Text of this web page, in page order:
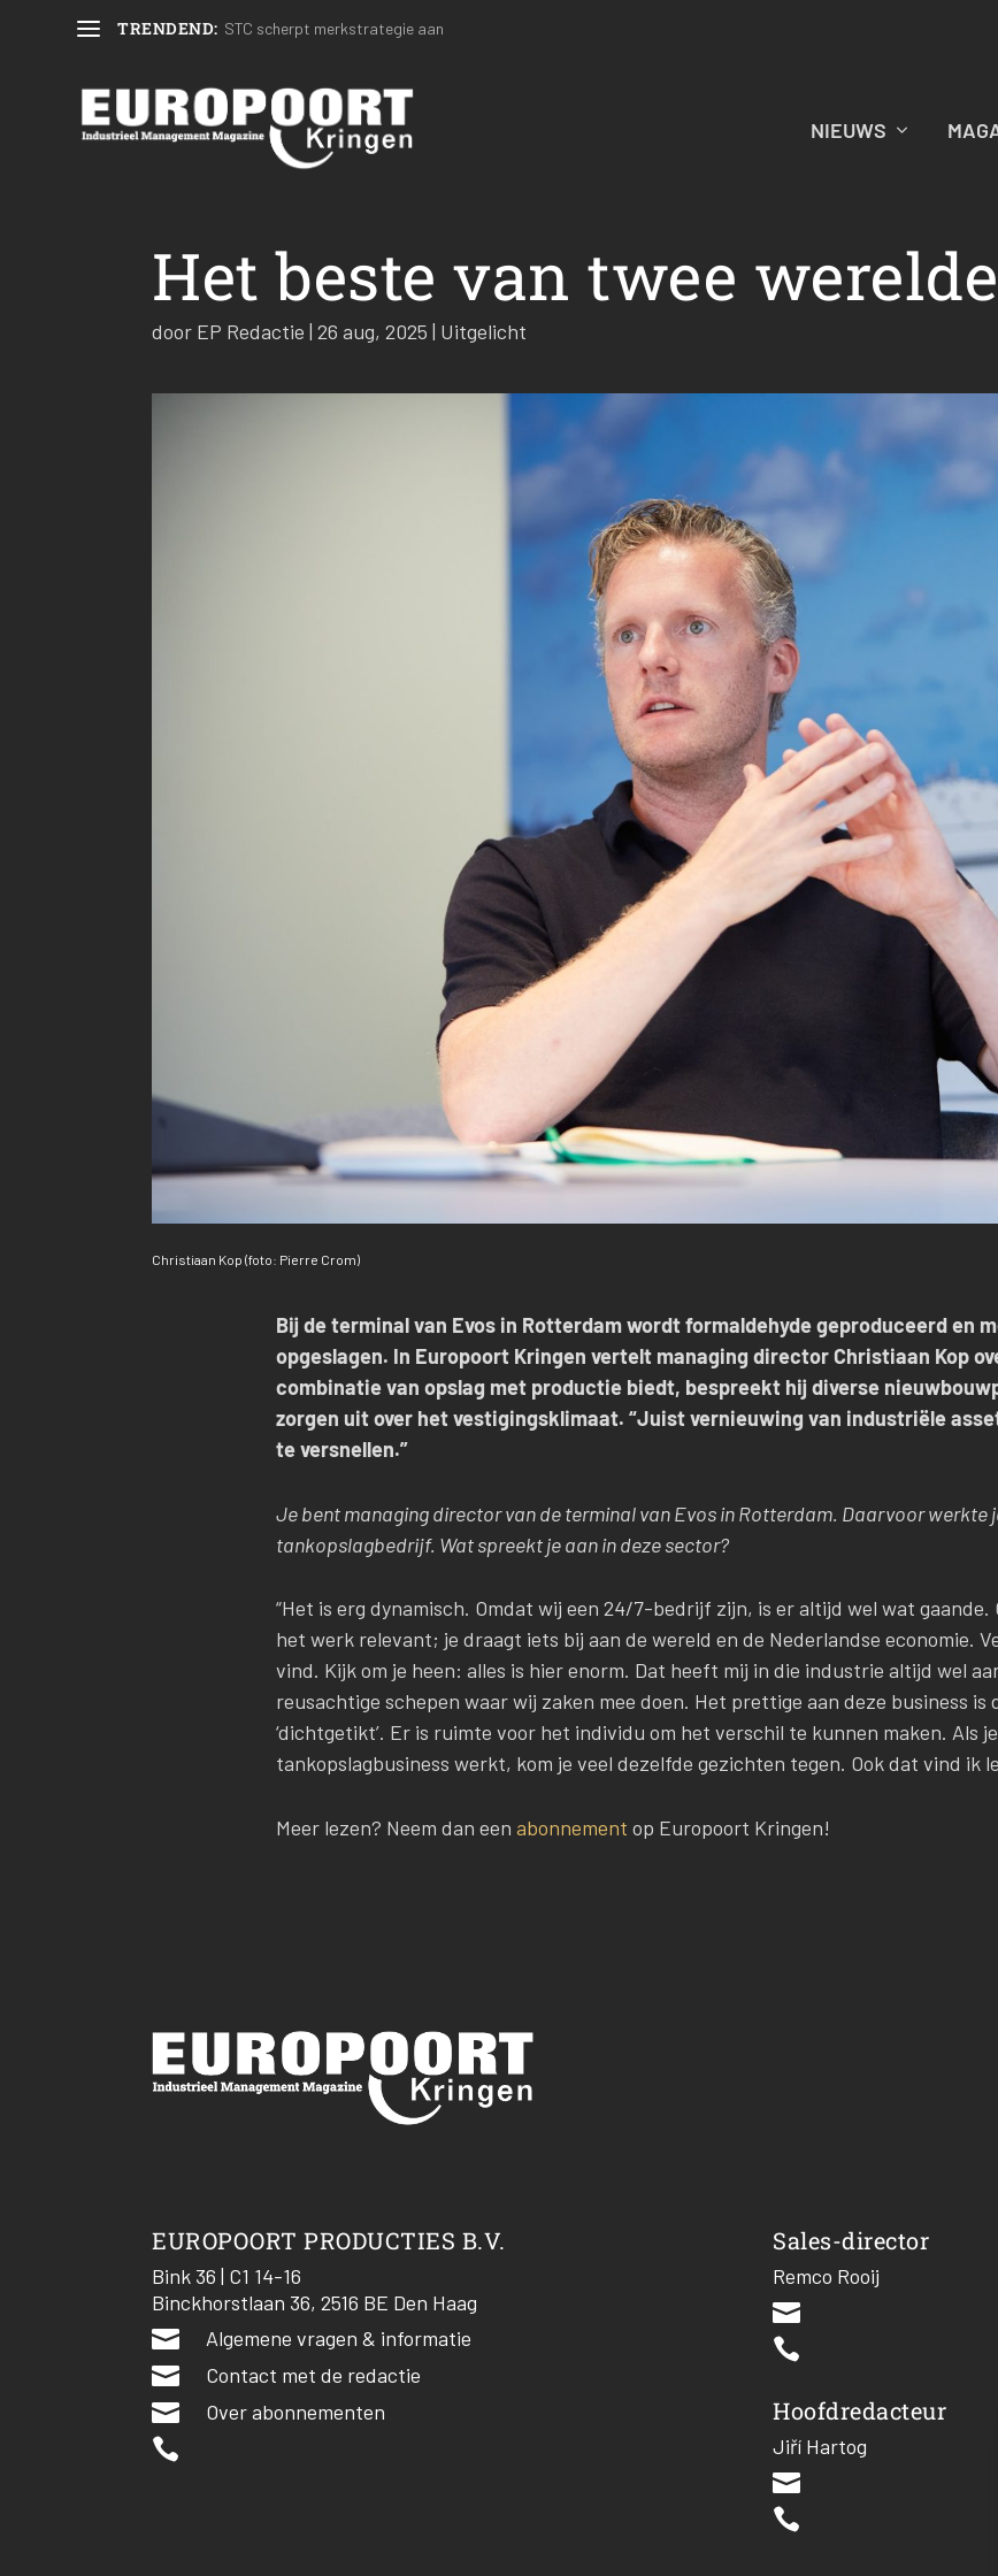
TRENDEND: STC scherpt merkstrategie aan
NIEUWS
Het beste van twee
door EP Redactie | 26 aug, 2025 | Uitgelicht
Christiaan Kop (foto: Pierre Crom)
Bij de terminal van Evos in Rotterdam wordt formaldehyde geproduceerd en
opgeslagen. In Europoort Kringen vertelt managing director Christiaan Kop
combinatie van opslag met productie biedt, bespreekt hij diverse
zorgen uit over het vestigingsklimaat. “Juist vernieuwing van industriële
te versnellen.”
Je bent managing director van de terminal van Evos in Rotterdam. Daarvoor werkte
tankopslagbedrijf. Wat spreekt je aan in deze sector?
“Het is erg dynamisch. Omdat wij een 24/7-bedrijf zijn, is er altijd wel wat gaande.
het werk relevant; je draagt iets bij aan de wereld en de Nederlandse economie.
vind. Kijk om je heen: alles is hier enorm. Dat heeft mij in die industrie altijd wel
reusachtige schepen waar wij zaken mee doen. Het prettige aan deze business is
‘dichtgetikt’. Er is ruimte voor het individu om het verschil te kunnen maken. Als
tankopslagbusiness werkt, kom je veel dezelfde gezichten tegen. Ook dat vind ik
Meer lezen? Neem dan een abonnement op Europoort Kringen!
EUROPOORT PRODUCTIES B.V.
Bink 36 | C1 14-16
Binckhorstlaan 36, 2516 BE Den Haag
 Algemene vragen & informatie
 Contact met de redactie
 Over abonnementen

Sales-director
Remco Rooij


Hoofdredacteur
Jiří Hartog

